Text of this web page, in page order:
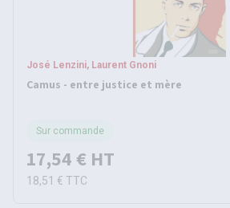
José Lenzini, Laurent Gnoni
Camus - entre justice et mère
Sur commande
17,54 € HT
18,51 € TTC